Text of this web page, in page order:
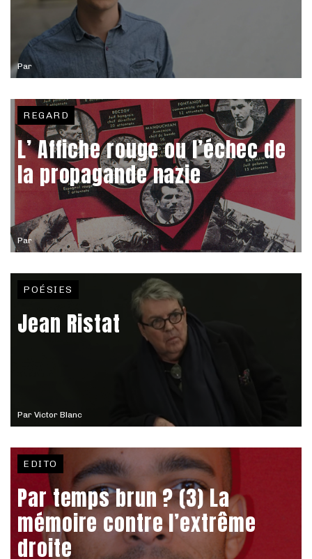
Par
Par
REGARD
L’ Affiche rouge ou l’échec de
la propagande nazie
Par Victor Blanc
POÉSIES
Jean Ristat
EDITO
Par temps brun ? (3) La
mémoire contre l’extrême
droite